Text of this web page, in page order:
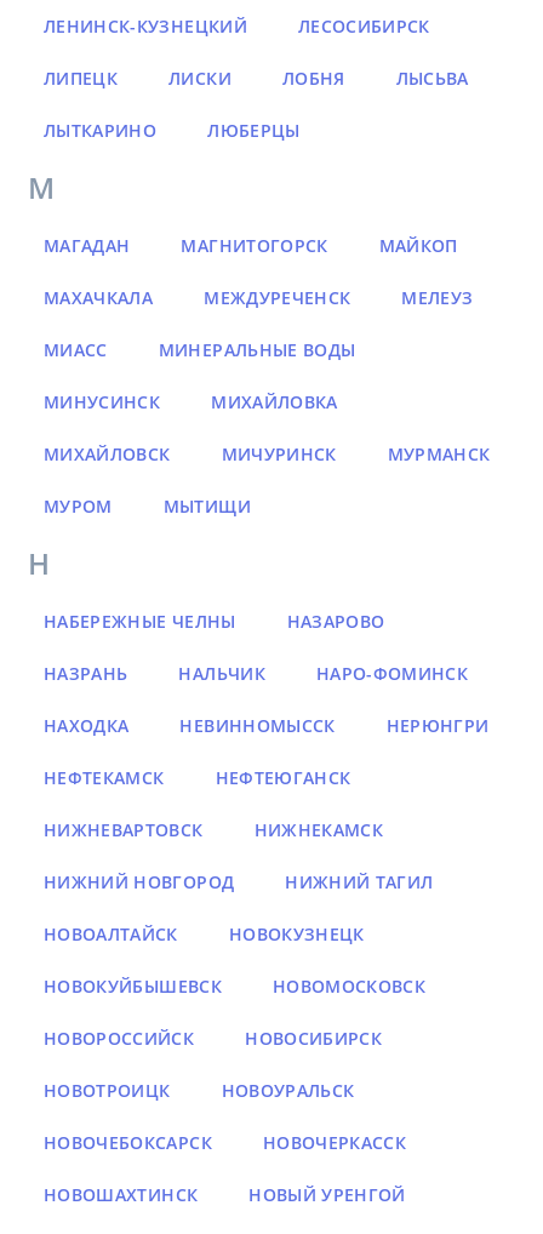
ЛЕНИНСК-КУЗНЕЦКИЙ ЛЕСОСИБИРСК
ЛИПЕЦК ЛИСКИ ЛОБНЯ ЛЫСЬВА
ЛЫТКАРИНО ЛЮБЕРЦЫ
М
МАГАДАН МАГНИТОГОРСК МАЙКОП
МАХАЧКАЛА МЕЖДУРЕЧЕНСК МЕЛЕУЗ
МИАСС МИНЕРАЛЬНЫЕ ВОДЫ
МИНУСИНСК МИХАЙЛОВКА
МИХАЙЛОВСК МИЧУРИНСК МУРМАНСК
МУРОМ МЫТИЩИ
Н
НАБЕРЕЖНЫЕ ЧЕЛНЫ НАЗАРОВО
НАЗРАНЬ НАЛЬЧИК НАРО-ФОМИНСК
НАХОДКА НЕВИННОМЫССК НЕРЮНГРИ
НЕФТЕКАМСК НЕФТЕЮГАНСК
НИЖНЕВАРТОВСК НИЖНЕКАМСК
НИЖНИЙ НОВГОРОД НИЖНИЙ ТАГИЛ
НОВОАЛТАЙСК НОВОКУЗНЕЦК
НОВОКУЙБЫШЕВСК НОВОМОСКОВСК
НОВОРОССИЙСК НОВОСИБИРСК
НОВОТРОИЦК НОВОУРАЛЬСК
НОВОЧЕБОКСАРСК НОВОЧЕРКАССК
НОВОШАХТИНСК НОВЫЙ УРЕНГОЙ